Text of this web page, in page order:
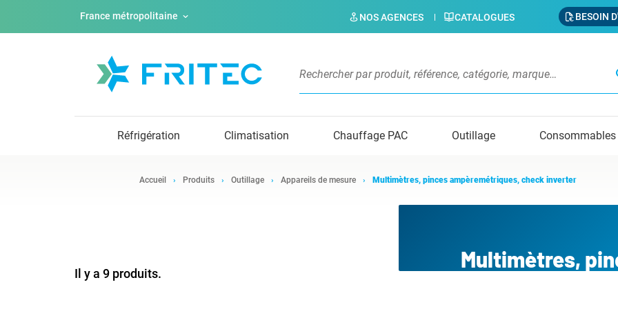
France métropolitaine NOS AGENCES CATALOGUES BESOIN
Réfrigération Climatisation Chauffage PAC Outillage Consommables
Accueil Produits Outillage Appareils de mesure Multimètres, pinces ampèremétriques, check inverter
Multimètres,
Il y a 9 produits.